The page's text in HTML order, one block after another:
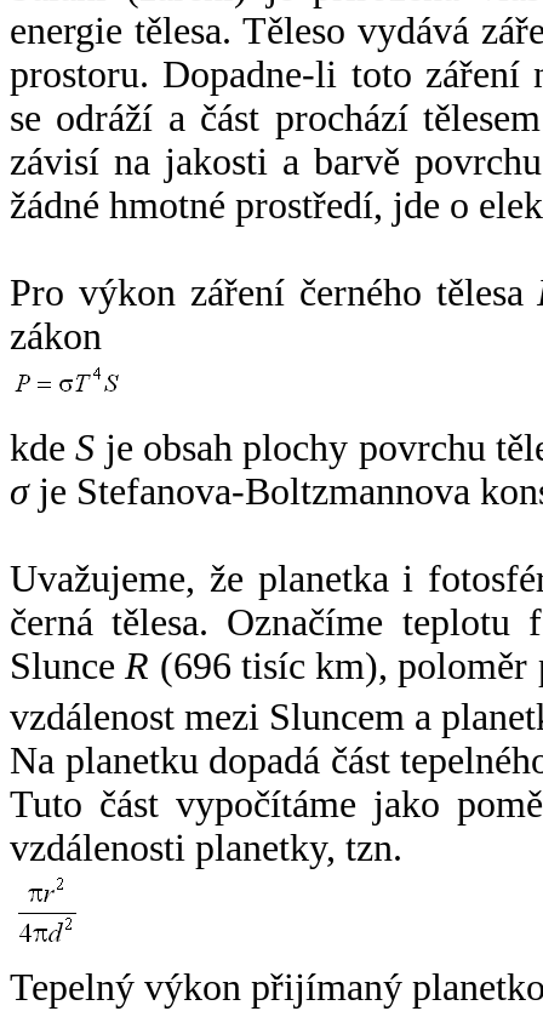
energie tělesa. Těleso vydává
prostoru. Dopadne-li toto záření
se odráží a část prochází
závisí na jakosti a barvě
žádné hmotné prostředí, jde o
Pro výkon záření černého tělesa
zákon
kdeS je obsah plochy povrchu
σje Stefanova-Boltzmannova
Uvažujeme, že planetka i
černá tělesa. Označíme
SlunceR (696 tisíc km),
vzdálenost mezi Sluncem a
Na planetku dopadá část
Tuto část vypočítáme jako
vzdálenosti planetky, tzn.
Tepelný výkon přijímaný